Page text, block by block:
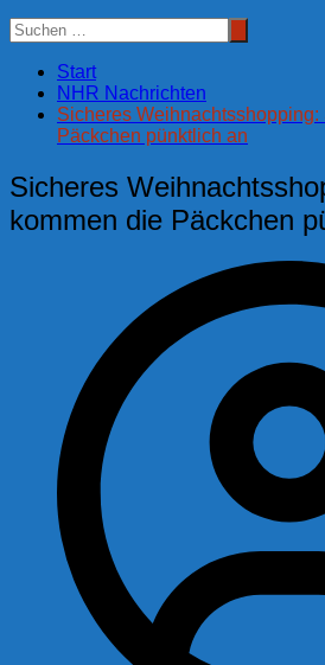
Start
NHR Nachrichten
Sicheres Weihnachtsshopping:
Päckchen pünktlich an
Sicheres
kommen die Päckchen